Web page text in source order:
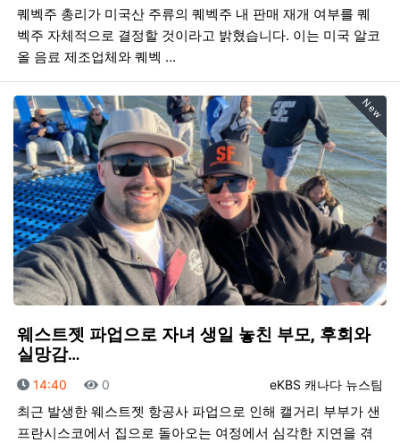
퀘벡주 총리가 미국산 주류의 퀘벡주 내 판매 재개 여부를 퀘
벡주 자체적으로 결정할 것이라고 밝혔습니다. 이는 미국 알코
올 음료 제조업체와 퀘벡 …
New
웨스트젯 파업으로 자녀 생일 놓친 부모, 후회와
실망감…
등록자
eKBS 캐나다 뉴스팀
등록일
14:40 조회
0
최근 발생한 웨스트젯 항공사 파업으로 인해 캘거리 부부가 샌
프란시스코에서 집으로 돌아오는 여정에서 심각한 지연을 겪